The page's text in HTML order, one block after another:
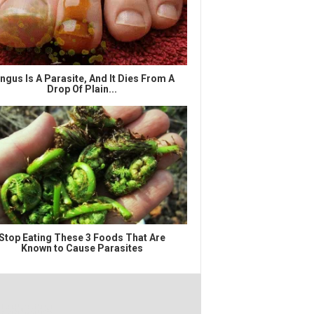
Is A Parasite, And It Dies From A
Drop Of Plain...
Eating These 3 Foods That Are
Known to Cause Parasites